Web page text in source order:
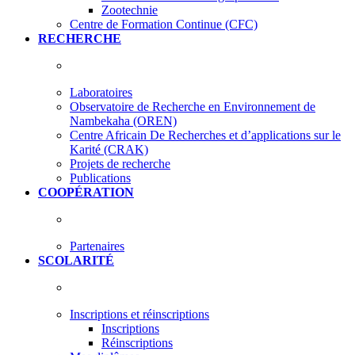
Zootechnie
Centre de Formation Continue (CFC)
RECHERCHE
Laboratoires
Observatoire de Recherche en Environnement de
Nambekaha (OREN)
Centre Africain De Recherches et d’applications sur le
Karité (CRAK)
Projets de recherche
Publications
COOPÉRATION
Partenaires
SCOLARITÉ
Inscriptions et réinscriptions
Inscriptions
Réinscriptions